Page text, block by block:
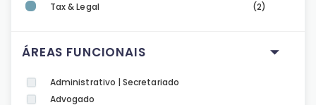
Tax & Legal
(2)
ÁREAS FUNCIONAIS
Administrativo | Secretariado
Advogado